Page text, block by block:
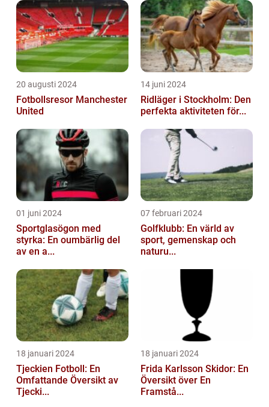
20 augusti 2024
Fotbollsresor Manchester
United
14 juni 2024
Ridläger i Stockholm: Den
perfekta aktiviteten för...
01 juni 2024
Sportglasögon med
styrka: En oumbärlig del
av en a...
07 februari 2024
Golfklubb: En värld av
sport, gemenskap och
naturu...
18 januari 2024
Tjeckien Fotboll: En
Omfattande Översikt av
Tjecki...
18 januari 2024
Frida Karlsson Skidor: En
Översikt över En
Framstå...